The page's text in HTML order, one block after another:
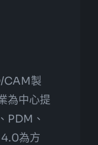
CAM製
為中心提
PDM、
4.0為方